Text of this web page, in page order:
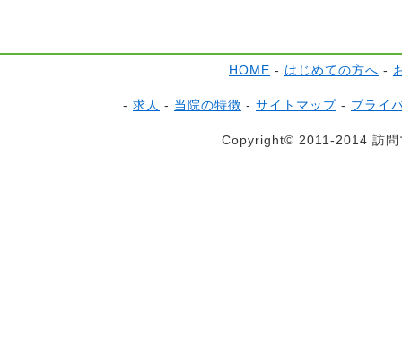
HOME - はじめての方へ -
- 求人 - 当院の特徴 - サイトマップ - プライ
Copyright© 2011-2014 訪問